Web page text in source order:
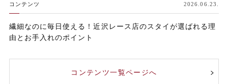
コンテンツ 2026.06.23.
繊細なのに毎日使える！近沢レース店のスタイが選ばれる理
由とお手入れのポイント
コンテンツ一覧ページへ